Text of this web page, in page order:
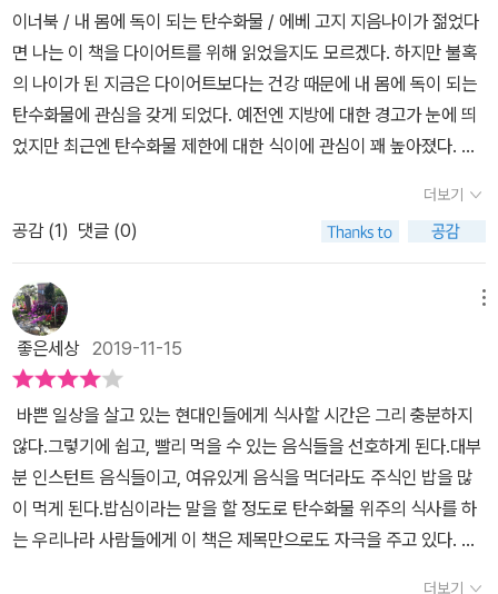
이너북 / 내 몸에 독이 되는 탄수화물 / 에베 고지 지음​​​​​​나이가 젊었다
면 나는 이 책을 다이어트를 위해 읽었을지도 모르겠다. 하지만 불혹
의 나이가 된 지금은 다이어트보다는 건강 때문에 내 몸에 독이 되는
탄수화물에 관심을 갖게 되었다. ​예전엔 지방에 대한 경고가 눈에 띄
었지만 최근엔 탄수화물 제한에 대한 식이에 관심이 꽤 높아졌다. 탄
환, 당뇨병의 원인이 된다고 저자는 말하고 있는데 최근 '명의'란 프로
그램을 통해 암환자에게 당 성분이 굉장히 안좋다는 이야기를 듣고
놀랐던 적이 있었는데 책의 내용은 그것과 일맥상통하는 부분이 있어
이해가 빨리 갔던 것 같다. 더군다나 한국인들에게 가장 많이 일어나
고 한번 걸리면 치명적일 수 밖에 없는 질병들인지라 당질 과다 섭취
가 얼마나 위험한지 인지할 수 있었는데 그저 단순히 몸매를 위해 탄
수화물 섭취를 줄여야한다는 방식에서 아프지 않고 건강한 삶을 위한
당질의 제한은 필수적으로 선택해야할 사항으로 다가와졌다.​하지만
사실 고기보다 끊기 힘든것이 탄수화물이라 최근 늘어난 체중을 감량
하기 위해 밥을 제한하고 있는데 가만히 생각해보니 지금 당장 밥을
먹지는 않았지만 대체 식품으로 빵이나 밀가루 음식을 선택했던 것을
떠올려보면 깊이 생각하지 않고 먹고 싶다라고 느꼈던 음식의 대부분
이 탄수화물이었음에 놀라게 되었다. ​그리고 최근 남편이 지방간과
더보기
공감 (1) 댓글 (0)
좋은세상2019-11-15
바쁜 일상을 살고 있는 현대인들에게 식사할 시간은 그리 충분하지
않다.그렇기에 쉽고, 빨리 먹을 수 있는 음식들을 선호하게 된다.대부
분 인스턴트 음식들이고, 여유있게 음식을 먹더라도 주식인 밥을 많
이 먹게 된다.밥심이라는 말을 할 정도로 탄수화물 위주의 식사를 하
는 우리나라 사람들에게 이 책은 제목만으로도 자극을 주고 있다. 이
더보기